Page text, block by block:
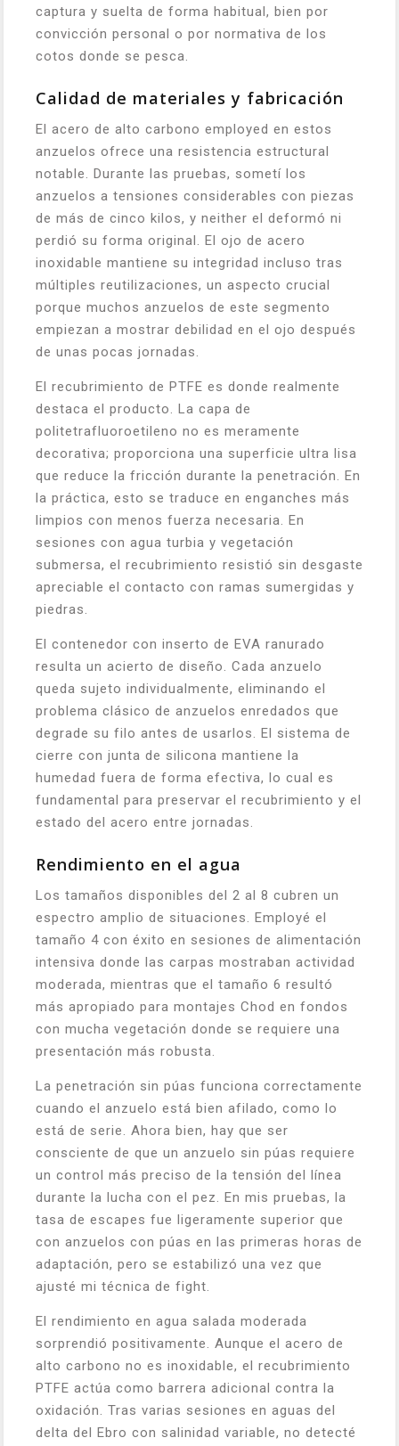
captura y suelta de forma habitual, bien por
convicción personal o por normativa de los
cotos donde se pesca.
Calidad de materiales y fabricación
El acero de alto carbono employed en estos
anzuelos ofrece una resistencia estructural
notable. Durante las pruebas, sometí los
anzuelos a tensiones considerables con piezas
de más de cinco kilos, y neither el deformó ni
perdió su forma original. El ojo de acero
inoxidable mantiene su integridad incluso tras
múltiples reutilizaciones, un aspecto crucial
porque muchos anzuelos de este segmento
empiezan a mostrar debilidad en el ojo después
de unas pocas jornadas.
El recubrimiento de PTFE es donde realmente
destaca el producto. La capa de
politetrafluoroetileno no es meramente
decorativa; proporciona una superficie ultra lisa
que reduce la fricción durante la penetración. En
la práctica, esto se traduce en enganches más
limpios con menos fuerza necesaria. En
sesiones con agua turbia y vegetación
submersa, el recubrimiento resistió sin desgaste
apreciable el contacto con ramas sumergidas y
piedras.
El contenedor con inserto de EVA ranurado
resulta un acierto de diseño. Cada anzuelo
queda sujeto individualmente, eliminando el
problema clásico de anzuelos enredados que
degrade su filo antes de usarlos. El sistema de
cierre con junta de silicona mantiene la
humedad fuera de forma efectiva, lo cual es
fundamental para preservar el recubrimiento y el
estado del acero entre jornadas.
Rendimiento en el agua
Los tamaños disponibles del 2 al 8 cubren un
espectro amplio de situaciones. Employé el
tamaño 4 con éxito en sesiones de alimentación
intensiva donde las carpas mostraban actividad
moderada, mientras que el tamaño 6 resultó
más apropiado para montajes Chod en fondos
con mucha vegetación donde se requiere una
presentación más robusta.
La penetración sin púas funciona correctamente
cuando el anzuelo está bien afilado, como lo
está de serie. Ahora bien, hay que ser
consciente de que un anzuelo sin púas requiere
un control más preciso de la tensión del línea
durante la lucha con el pez. En mis pruebas, la
tasa de escapes fue ligeramente superior que
con anzuelos con púas en las primeras horas de
adaptación, pero se estabilizó una vez que
ajusté mi técnica de fight.
El rendimiento en agua salada moderada
sorprendió positivamente. Aunque el acero de
alto carbono no es inoxidable, el recubrimiento
PTFE actúa como barrera adicional contra la
oxidación. Tras varias sesiones en aguas del
delta del Ebro con salinidad variable, no detecté